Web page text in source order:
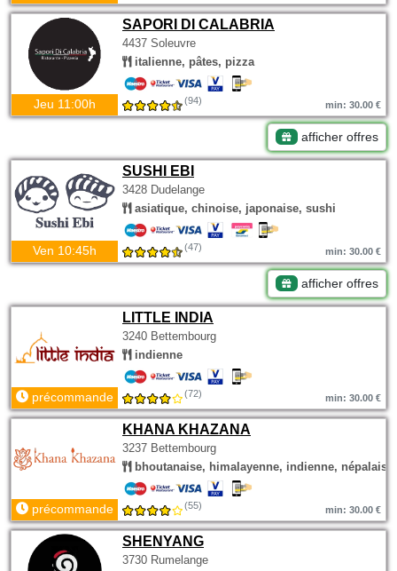
SAPORI DI CALABRIA
4437 Soleuvre
italienne, pâtes, pizza
Jeu 11:00h (94) min: 30.00 €
afficher offres
SUSHI EBI
3428 Dudelange
asiatique, chinoise, japonaise, sushi
Ven 10:45h (47) min: 30.00 €
afficher offres
LITTLE INDIA
3240 Bettembourg
indienne
précommande (72) min: 30.00 €
KHANA KHAZANA
3237 Bettembourg
bhoutanaise, himalayenne, indienne, népalaise
précommande (55) min: 30.00 €
SHENYANG
3730 Rumelange